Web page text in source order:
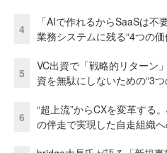
4
「AIで作れるからSaaSは不
業務システムに残る“4つの価
5
VC出資で「戦略的リターン
資を無駄にしないための“3つ
6
“超上流”からCXを変革する
の伴走で実現した自走組織